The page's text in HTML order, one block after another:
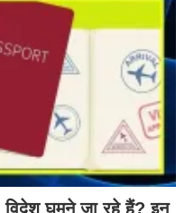
घूमने जा रहे हैं? इन